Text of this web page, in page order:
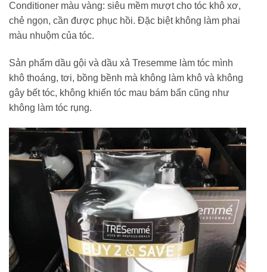
Conditioner màu vàng: siêu mềm mượt cho tóc khô xơ,
chẻ ngọn, cần được phục hồi. Đặc biệt không làm phai
màu nhuộm của tóc.
Sản phẩm dầu gội và dầu xả Tresemme làm tóc mình
khô thoáng, tơi, bồng bềnh mà không làm khô và không
gây bết tóc, không khiến tóc mau bám bẩn cũng như
không làm tóc rụng.